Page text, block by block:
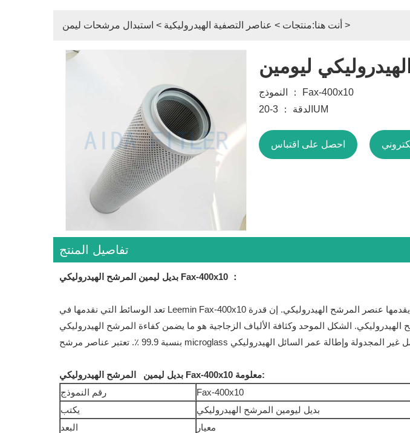
أنت هنا:منتجات > عناصر التصفية الهيدروليكية > استبدال مرشحات ليمن >
النموذج ： Fax-400x10
الدقة ： 3-20UM
احصل على اقتباس
تفاصيل المنتج
بديل ليمين المرشح الهيدروليكي Fax-400x10 ：
تعد الوسائط التي نقدمها في Leemin Fax-400x10 البديل هي أكثر وسائط الترشيح كفاءة يمكن أن يقدمها عنصر المرشح الهيدروليكي. إن قدرة Microglass على التقاط 400 في المائة من
الشكل الموحد وكثافة الألياف الزجاجية هو ما يضمن كفاءة المرشح الهيدروليكي
بديل ليمين المرشح الهيدروليكي Fax-400x10
معلومة:
رقم النموذج
Fax-400x10
يكتب
بديل ليومين المرشح الهيدروليكي
البعد
معيار